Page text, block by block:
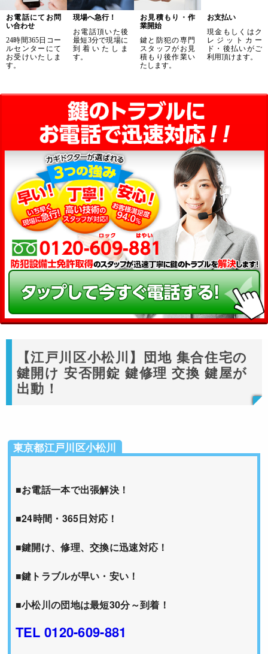
お電話にてお問
い合わせ
24時間365日コー
ルセンターにて
お受けいたしま
す。
現場へ急行！
お電話頂いた後
最短3分で現場に
到着いたしま
す。
お見積もり・作
業開始
鍵と防犯の専門
スタッフがお見
積もり後作業い
たします。
お支払い
現金もしくはク
レジットカー
ド・後払いがご
利用頂けます。
【江戸川区小松川】団地 集合住宅の
鍵開け 安否開錠 鍵修理 交換 鍵屋が
出動！
東京都江戸川区小松川
■お電話一本で出張解決！
■24時間・365日対応！
■鍵開け、修理、交換に迅速対応！
■鍵トラブルが早い・安い！
■小松川の団地は最短30分～到着！
TEL 0120-609-881